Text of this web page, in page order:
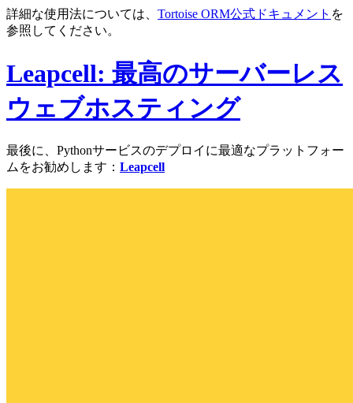
詳細な使用法については、 Tortoise ORM公式ドキュメント を
参照してください。
Leapcell: 最高のサーバーレス
ウェブホスティング
最後に、Pythonサービスのデプロイに最適なプラットフォー
ムをお勧めします： Leapcell